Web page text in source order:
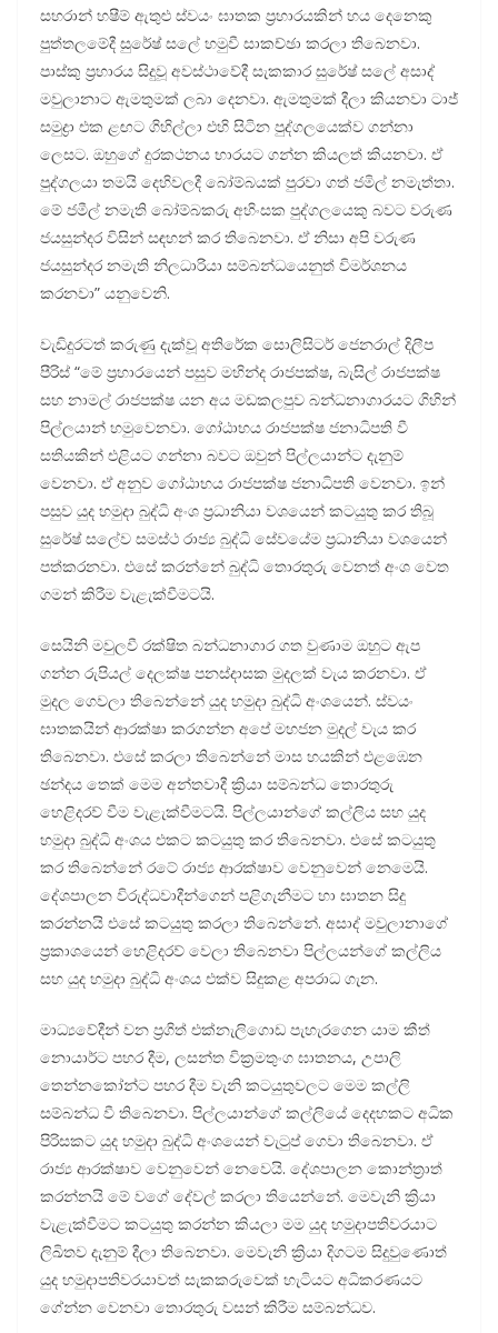
සහරාන් හෂීම් ඇතුළු ස්වයං ඝාතක ප්‍රහාරයකින් හය දෙනෙකු
පුත්තලමේදී සුරේෂ් සලේ හමුවී සාකච්ඡා කරලා තිබෙනවා.
පාස්කු ප්‍රහාරය සිදුවූ අවස්ථාවේදී සැකකාර සුරේෂ් සලේ අසාද්
මවුලානාට ඇමතුමක් ලබා දෙනවා. ඇමතුමක් දීලා කියනවා ටාජ්
සමුද්‍රා එක ළඟට ගිහිල්ලා එහි සිටින පුද්ගලයෙක්ව ගන්නා
ලෙසට. ඔහුගේ දුරකථනය භාරයට ගන්න කියලත් කියනවා. ඒ
පුද්ගලයා තමයි දෙහිවලදී බෝම්බයක් පුරවා ගත් ජමිල් නමැත්තා.
මේ ජමීල් නමැති බෝම්බකරු අහිංසක පුද්ගලයෙකු බවට වරුණ
ජයසුන්දර විසින් සඳහන් කර තිබෙනවා. ඒ නිසා අපි වරුණ
ජයසුන්දර නමැති නිලධාරියා සම්බන්ධයෙනුත් විමර්ශනය
කරනවා” යනුවෙනි.
වැඩිදුරටත් කරුණු දැක්වූ අතිරේක සොලිසිටර් ජෙනරාල් දිලීප
පීරිස් “මේ ප්‍රහාරයෙන් පසුව මහින්ද රාජපක්ෂ, බැසිල් රාජපක්ෂ
සහ නාමල් රාජපක්ෂ යන අය මඩකලපුව බන්ධනාගාරයට ගිහින්
පිල්ලයාන් හමුවෙනවා. ගෝඨාභය රාජපක්ෂ ජනාධිපති වී
සතියකින් එළියට ගන්නා බවට ඔවුන් පිල්ලයාන්ට දැනුම්
වෙනවා. ඒ අනුව ගෝඨාභය රාජපක්ෂ ජනාධිපති වෙනවා. ඉන්
පසුව යුද හමුදා බුද්ධි අංශ ප්‍රධානියා වශයෙන් කටයුතු කර තිබූ
සුරේෂ් සලේව සමස්ථ රාජ්‍ය බුද්ධි සේවයේම ප්‍රධානියා වශයෙන්
පත්කරනවා. එසේ කරන්නේ බුද්ධි තොරතුරු වෙනත් අංශ වෙත
ගමන් කිරීම වැළැක්වීමටයි.
සෙයිනි මවුලවී රක්ෂිත බන්ධනාගාර ගත වුණාම ඔහුට ඇප
ගන්න රුපියල් දෙලක්ෂ පනස්දාසක මුදලක් වැය කරනවා. ඒ
මුදල ගෙවලා තිබෙන්නේ යුද හමුදා බුද්ධි අංශයෙන්. ස්වයං
ඝාතකයින් ආරක්ෂා කරගන්න අපේ මහජන මුදල් වැය කර
තිබෙනවා. එසේ කරලා තිබෙන්නේ මාස හයකින් එළඹෙන
ඡන්දය තෙක් මෙම අන්තවාදී ක්‍රියා සම්බන්ධ තොරතුරු
හෙළිදරව් වීම වැළැක්වීමටයි. පිල්ලයාන්ගේ කල්ලිය සහ යුද
හමුදා බුද්ධි අංශය එකට කටයුතු කර තිබෙනවා. එසේ කටයුතු
කර තිබෙන්නේ රටේ රාජ්‍ය ආරක්ෂාව වෙනුවෙන් නෙමෙයි.
දේශපාලන විරුද්ධවාදීන්ගෙන් පළිගැනීමට හා ඝාතන සිදු
කරන්නයි එසේ කටයුතු කරලා තිබෙන්නේ. අසාද් මවුලානාගේ
ප්‍රකාශයෙන් හෙළිදරව් වෙලා තිබෙනවා පිල්ලයන්ගේ කල්ලිය
සහ යුද හමුදා බුද්ධි අංශය එක්ව සිදුකළ අපරාධ ගැන.
මාධ්‍යවේදීන් වන ප්‍රගිත් එක්නැලිගොඩ පැහැරගෙන යාම කීත්
නොයාර්ට පහර දීම, ලසන්ත වික්‍රමතුංග ඝාතනය, උපාලි
තෙන්නකෝන්ට පහර දීම වැනි කටයුතුවලට මෙම කල්ලි
සම්බන්ධ වී තිබෙනවා. පිල්ලයාන්ගේ කල්ලියේ දෙදහකට අධික
පිරිසකට යුද හමුදා බුද්ධි අංශයෙන් වැටුප් ගෙවා තිබෙනවා. ඒ
රාජ්‍ය ආරක්ෂාව වෙනුවෙන් නෙවෙයි. දේශපාලන කොන්ත්‍රාත්
කරන්නයි මේ වගේ දේවල් කරලා තියෙන්නේ. මෙවැනි ක්‍රියා
වැළැක්වීමට කටයුතු කරන්න කියලා මම යුද හමුදාපතිවරයාට
ලිඛිතව දැනුම් දීලා තිබෙනවා. මෙවැනි ක්‍රියා දිගටම සිදුවුණොත්
යුද හමුදාපතිවරයාවත් සැකකරුවෙක් හැටියට අධිකරණයට
ගේන්න වෙනවා තොරතුරු වසන් කිරීම සම්බන්ධව.